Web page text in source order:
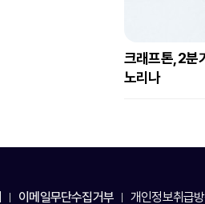
크래프톤, 2분
노리나
이메일무단수집거부 개인정보취급